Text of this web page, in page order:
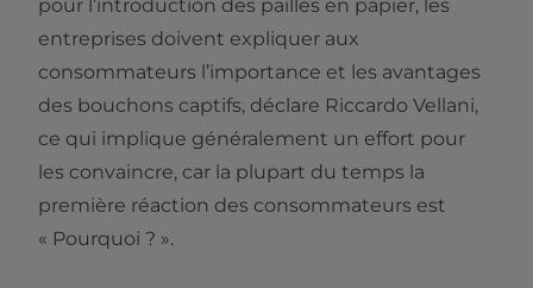
pour l’introduction des pailles en papier, les
entreprises doivent expliquer aux
consommateurs l’importance et les avantages
des bouchons captifs, déclare Riccardo Vellani,
ce qui implique généralement un effort pour
les convaincre, car la plupart du temps la
première réaction des consommateurs est
« Pourquoi ? ».